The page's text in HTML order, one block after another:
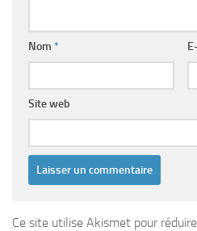
Nom *
Site web
Ce site utilise Akismet pour